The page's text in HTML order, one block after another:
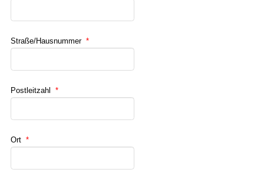
Straße/Hausnummer *
Postleitzahl *
Ort *